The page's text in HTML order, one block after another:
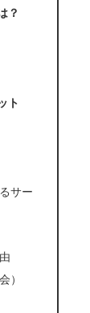
？
ト
サー
）